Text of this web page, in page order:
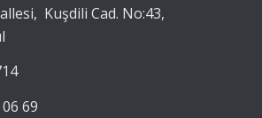
Kuşdili Cad. No:43,
69